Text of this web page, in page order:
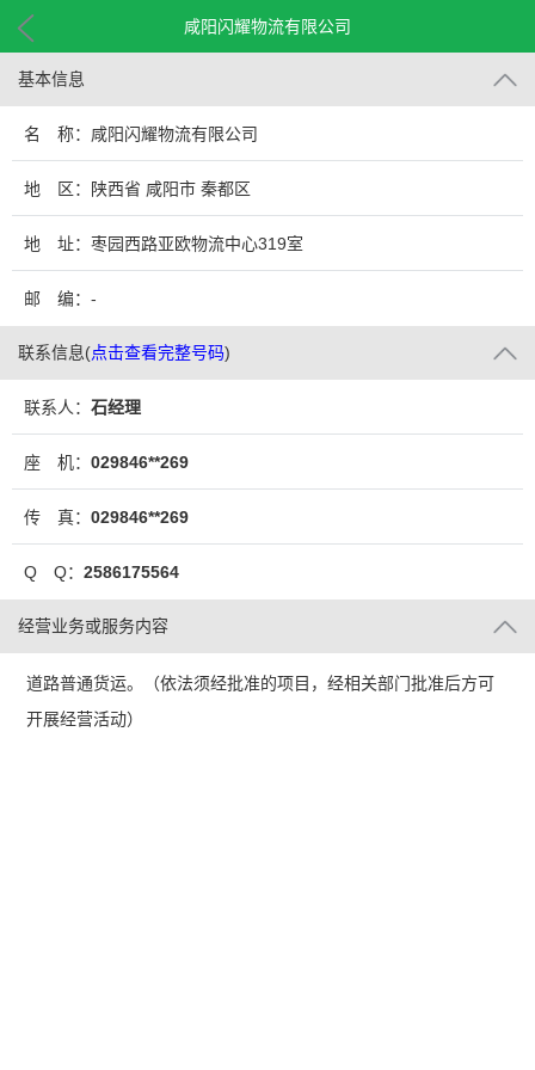
咸阳闪耀物流有限公司
基本信息
名 称：咸阳闪耀物流有限公司
地 区：陕西省 咸阳市 秦都区
地 址：枣园西路亚欧物流中心319室
邮 编：-
联系信息(点击查看完整号码)
联系人： 石经理
座 机： 029846**269
传 真： 029846**269
Q Q： 2586175564
经营业务或服务内容
道路普通货运。（依法须经批准的项目，经相关部门批准后方可
开展经营活动）